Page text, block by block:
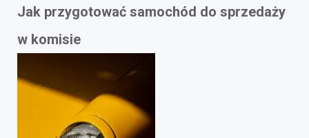
Jak przygotować samochód do sprzedaży
w komisie